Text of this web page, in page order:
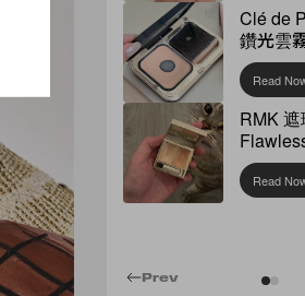
Clé de
鑽光雲
Read
RMK
Read
Prev